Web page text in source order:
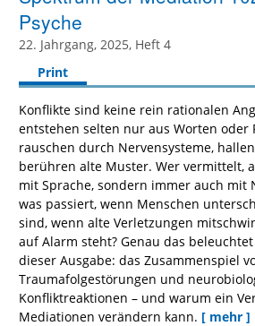
Psyche
22. Jahrgang, 2025, Heft 4
Print
Konflikte sind keine rein rationalen
entstehen selten nur aus Worten oder
rauschen durch Nervensysteme,
berühren alte Muster. Wer vermittelt,
mit Sprache, sondern immer auch mit
was passiert, wenn Menschen
sind, wenn alte Verletzungen
auf Alarm steht? Genau das
dieser Ausgabe: das Zusammenspiel
Traumafolgestörungen und
Konfliktreaktionen – und warum ein
Mediationen verändern kann. [ mehr ]